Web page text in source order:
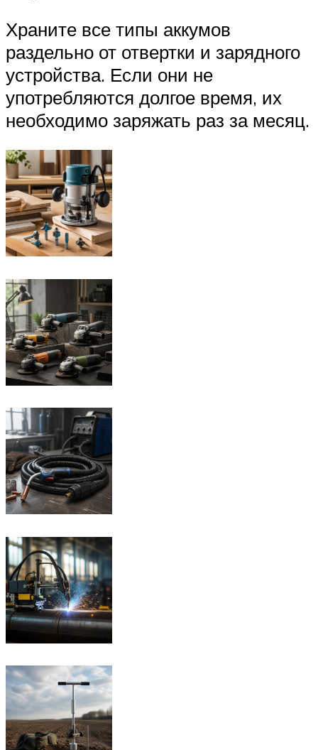
Храните все типы аккумов
раздельно от отвертки и зарядного
устройства. Если они не
употребляются долгое время, их
необходимо заряжать раз за месяц.